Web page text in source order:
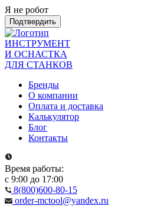
Я не робот
Подтвердить
ИНСТРУМЕНТ
И ОСНАСТКА
ДЛЯ СТАНКОВ
Бренды
О компании
Оплата и доставка
Калькулятор
Блог
Контакты
Время работы:
с 9:00 до 17:00
8(800)600-80-15
order-mctool@yandex.ru